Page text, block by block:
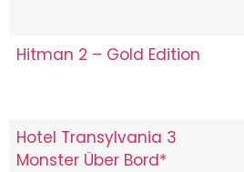
Hitman 2 – Gold Edition
Hotel Transylvania 3
Monster Über Bord*